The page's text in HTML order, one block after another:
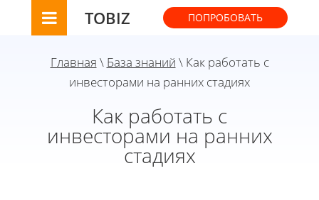
TOBIZ ПОПРОБОВАТЬ
Главная \ База знаний \ Как работать с
инвесторами на ранних стадиях
Как работать с
инвесторами на ранних
стадиях